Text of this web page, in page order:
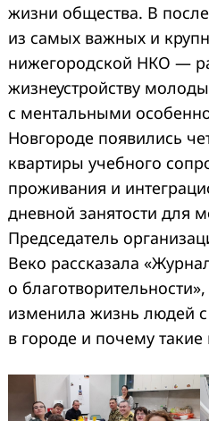
жизни общества. В
из самых важных и
нижегородской НКО —
жизнеустройству
с ментальными
Новгороде появились
квартиры учебного
проживания и
дневной занятости для
Председатель
Веко рассказала
о
изменила жизнь людей
в городе и почему